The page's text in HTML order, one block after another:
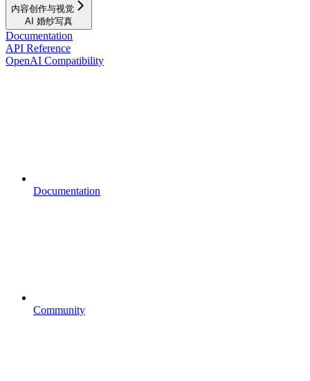
内容创作与视觉
AI 婚纱写真
Documentation
API Reference
OpenAI Compatibility
Documentation
Community